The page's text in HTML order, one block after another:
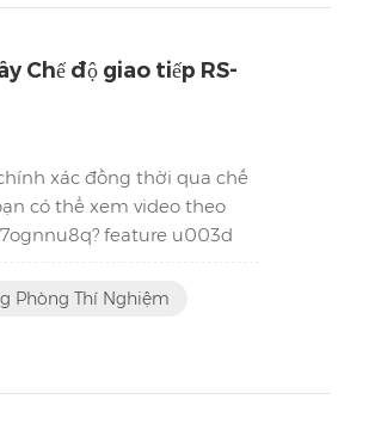
Chế độ giao tiếp RS-
xác đồng thời qua chế
có thể xem video theo
feature u003d
số tương ứng Bước 3:
Phòng Thí Nghiệm